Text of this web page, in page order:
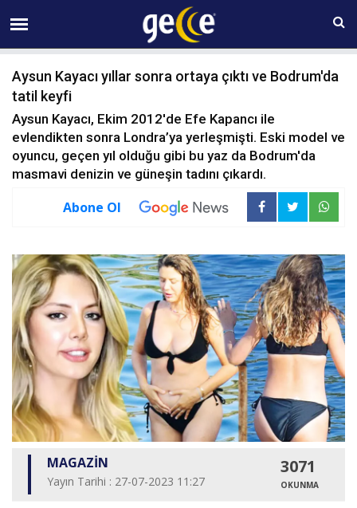
07 AĞUSTOS Cuma 14:08
Aysun Kayacı yıllar sonra ortaya çıktı ve Bodrum'da
tatil keyfi
Aysun Kayacı, Ekim 2012'de Efe Kapancı ile
evlendikten sonra Londra’ya yerleşmişti. Eski model ve
oyuncu, geçen yıl olduğu gibi bu yaz da Bodrum'da
masmavi denizin ve güneşin tadını çıkardı.
Abone Ol
MAGAZİN
Yayın Tarihi : 27-07-2023 11:27
3071
OKUNMA